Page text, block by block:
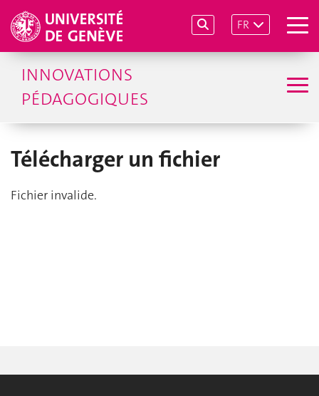
FR
INNOVATIONS
PÉDAGOGIQUES
Télécharger un fichier
Fichier invalide.